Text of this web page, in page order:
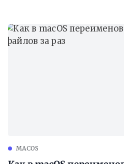
MACOS